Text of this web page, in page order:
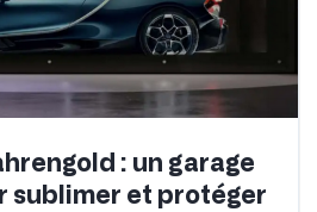
: un garage
sublimer et protéger